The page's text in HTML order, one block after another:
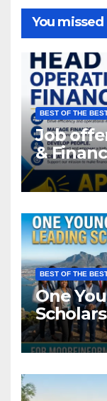
You missed
BEST OF THE
Job
&
BEST OF THE
One
Africa